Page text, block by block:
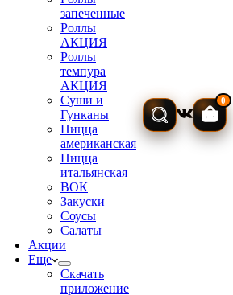
запеченные
Роллы
АКЦИЯ
Роллы
темпура
АКЦИЯ
Суши и
Гунканы
Пицца
американская
Пицца
итальянская
ВОК
Закуски
Соусы
Салаты
Акции
Еще
Скачать
приложение
0